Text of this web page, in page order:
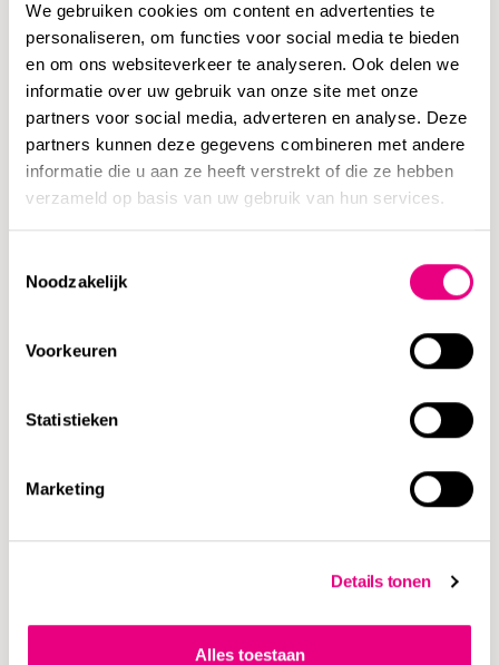
We gebruiken cookies om content en advertenties te
personaliseren, om functies voor social media te bieden
en om ons websiteverkeer te analyseren. Ook delen we
informatie over uw gebruik van onze site met onze
partners voor social media, adverteren en analyse. Deze
partners kunnen deze gegevens combineren met andere
informatie die u aan ze heeft verstrekt of die ze hebben
verzameld op basis van uw gebruik van hun services.
Noodzakelijk
Voorkeuren
Statistieken
Marketing
Details tonen
Alles toestaan
voor bestuurders.
Wat kan ik tegen het uitgesproken
faillissement doen?
Wat betekent het faillissement voor de
bestuurder?
Wat is een postblokkade?
Hoe zit het met een eventuele